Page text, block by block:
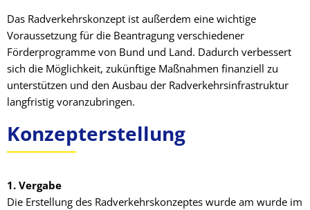
Das Radverkehrskonzept ist außerdem eine wichtige
Voraussetzung für die Beantragung verschiedener
Förderprogramme von Bund und Land. Dadurch verbessert
sich die Möglichkeit, zukünftige Maßnahmen finanziell zu
unterstützen und den Ausbau der Radverkehrsinfrastruktur
langfristig voranzubringen.
Konzepterstellung
1. Vergabe
Die Erstellung des Radverkehrskonzeptes wurde am wurde im